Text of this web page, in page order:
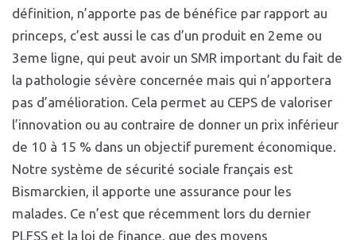
définition, n’apporte pas de bénéfice par rapport au
princeps, c’est aussi le cas d’un produit en 2eme ou
3eme ligne, qui peut avoir un SMR important du fait de
la pathologie sévère concernée mais qui n’apportera
pas d’amélioration. Cela permet au CEPS de valoriser
l’innovation ou au contraire de donner un prix inférieur
de 10 à 15 % dans un objectif purement économique.
Notre système de sécurité sociale français est
Bismarckien, il apporte une assurance pour les
malades. Ce n’est que récemment lors du dernier
PLFSS et la loi de finance, que des moyens